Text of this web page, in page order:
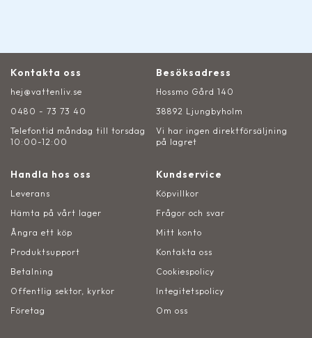
Kontakta oss
hej@vattenliv.se
0480 - 73 73 40
Telefontid måndag till torsdag
10:00-12:00
Besöksadress
Hossmo Gård 140
38892 Ljungbyholm
Vi har ingen direktförsäljning
på lagret
Handla hos oss
Leverans
Hämta på vårt lager
Ångra ett köp
Produktsupport
Betalning
Offentlig sektor, kyrkor
Företag
Kundservice
Köpvillkor
Frågor och svar
Mitt konto
Kontakta oss
Cookiespolicy
Integitetspolicy
Om oss